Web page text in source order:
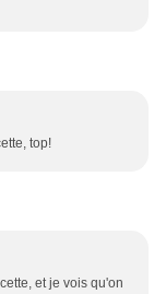
top!
et je vois qu'on